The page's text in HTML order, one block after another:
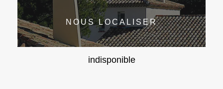
NOUS LOCALISER
indisponible